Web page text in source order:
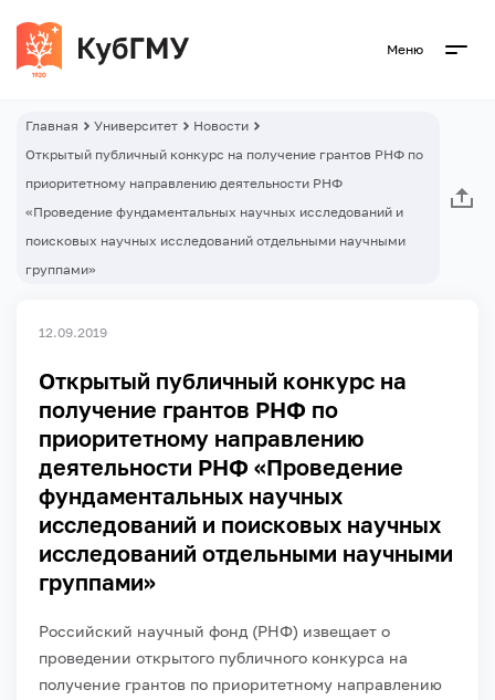
Меню
Главная Университет
Новости
Открытый публичный конкурс на получение грантов РНФ по
приоритетному направлению деятельности РНФ
«Проведение фундаментальных научных исследований и
поисковых научных исследований отдельными научными
группами»
12.09.2019
Открытый публичный конкурс на
получение грантов РНФ по
приоритетному направлению
деятельности РНФ «Проведение
фундаментальных научных
исследований и поисковых научных
исследований отдельными научными
группами»
Российский научный фонд (РНФ) извещает о
проведении открытого публичного конкурса на
получение грантов по приоритетному направлению